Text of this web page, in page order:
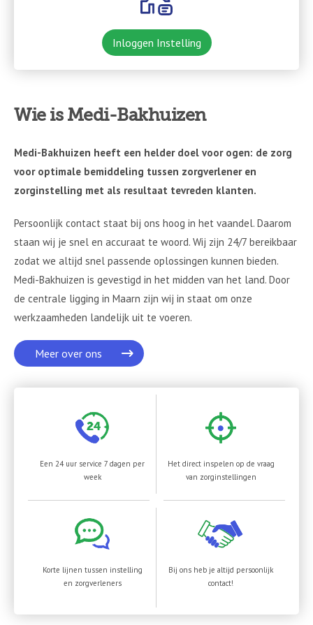
Inloggen Instelling
Wie is Medi-Bakhuizen
Medi-Bakhuizen heeft een helder doel voor ogen: de zorg
voor optimale bemiddeling tussen zorgverlener en
zorginstelling met als resultaat tevreden klanten.
Persoonlijk contact staat bij ons hoog in het vaandel. Daarom
staan wij je snel en accuraat te woord. Wij zijn 24/7 bereikbaar
zodat we altijd snel passende oplossingen kunnen bieden.
Medi-Bakhuizen is gevestigd in het midden van het land. Door
de centrale ligging in Maarn zijn wij in staat om onze
werkzaamheden landelijk uit te voeren.
Meer over ons
Een 24 uur service 7 dagen per
week
Het direct inspelen op de vraag
van zorginstellingen
Korte lijnen tussen instelling
en zorgverleners
Bij ons heb je altijd persoonlijk
contact!